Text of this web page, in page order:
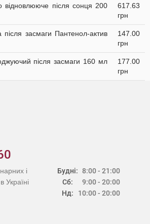
відновлюючe після сонця 200
617.63
грн
після засмаги Пантенол-актив
147.00
грн
після засмаги 160 мл
177.00
грн
Будні:
Сб:
Нд:
8:00 - 21:00
9:00 - 20:00
10:00 - 20:00
і
Україні